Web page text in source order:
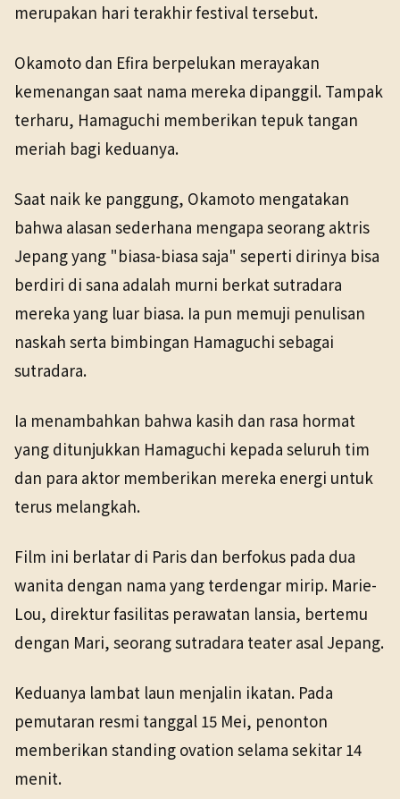
merupakan hari terakhir festival tersebut.
Okamoto dan Efira berpelukan merayakan
kemenangan saat nama mereka dipanggil. Tampak
terharu, Hamaguchi memberikan tepuk tangan
meriah bagi keduanya.
Saat naik ke panggung, Okamoto mengatakan
bahwa alasan sederhana mengapa seorang aktris
Jepang yang "biasa-biasa saja" seperti dirinya bisa
berdiri di sana adalah murni berkat sutradara
mereka yang luar biasa. Ia pun memuji penulisan
naskah serta bimbingan Hamaguchi sebagai
sutradara.
Ia menambahkan bahwa kasih dan rasa hormat
yang ditunjukkan Hamaguchi kepada seluruh tim
dan para aktor memberikan mereka energi untuk
terus melangkah.
Film ini berlatar di Paris dan berfokus pada dua
wanita dengan nama yang terdengar mirip. Marie-
Lou, direktur fasilitas perawatan lansia, bertemu
dengan Mari, seorang sutradara teater asal Jepang.
Keduanya lambat laun menjalin ikatan. Pada
pemutaran resmi tanggal 15 Mei, penonton
memberikan standing ovation selama sekitar 14
menit.